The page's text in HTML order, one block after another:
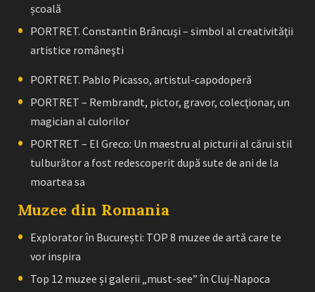
școală
PORTRET. Constantin Brâncuşi – simbol al creativităţii
artistice româneşti
PORTRET. Pablo Picasso, artistul-capodoperă
PORTRET – Rembrandt, pictor, gravor, colecţionar, un
magician al culorilor
PORTRET – El Greco: Un maestru al picturii al cărui stil
tulburător a fost redescoperit după sute de ani de la
moartea sa
Muzee din Romania
Explorator în București: TOP 8 muzee de artă care te
vor inspira
Top 12 muzee și galerii „must-see” în Cluj-Napoca